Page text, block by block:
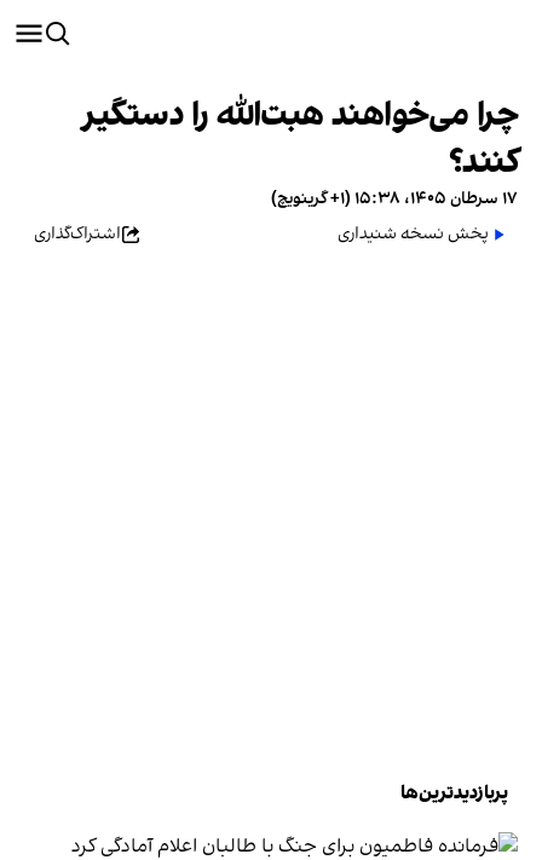
چرا می‌خواهند هبت‌الله را دستگیر
کنند؟
۱۷ سرطان ۱۴۰۵، ۱۵:۳۸ (‎+۱ گرینویچ)
پخش نسخه شنیداری
اشتراک‌گذاری
پربازدیدترین‌ها